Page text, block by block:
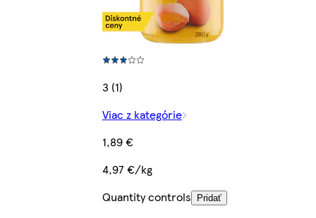
3 (1)
Viac z kategórie
1,89 €
4,97 €/kg
Quantity controls
Pridať